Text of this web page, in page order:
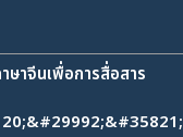
าจีนเพื่อการสื่อสาร